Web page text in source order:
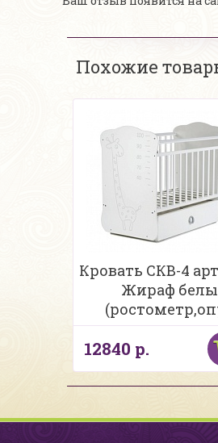
Похожие
Кровать СКВ-4
Жираф
12840 р.